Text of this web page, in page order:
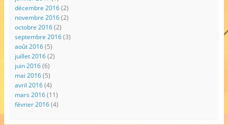
décembre 2016(2)
novembre 2016(2)
octobre 2016(2)
septembre 2016(3)
août 2016(5)
juillet 2016(2)
juin 2016(6)
mai 2016(5)
avril 2016(4)
mars 2016(11)
février 2016(4)